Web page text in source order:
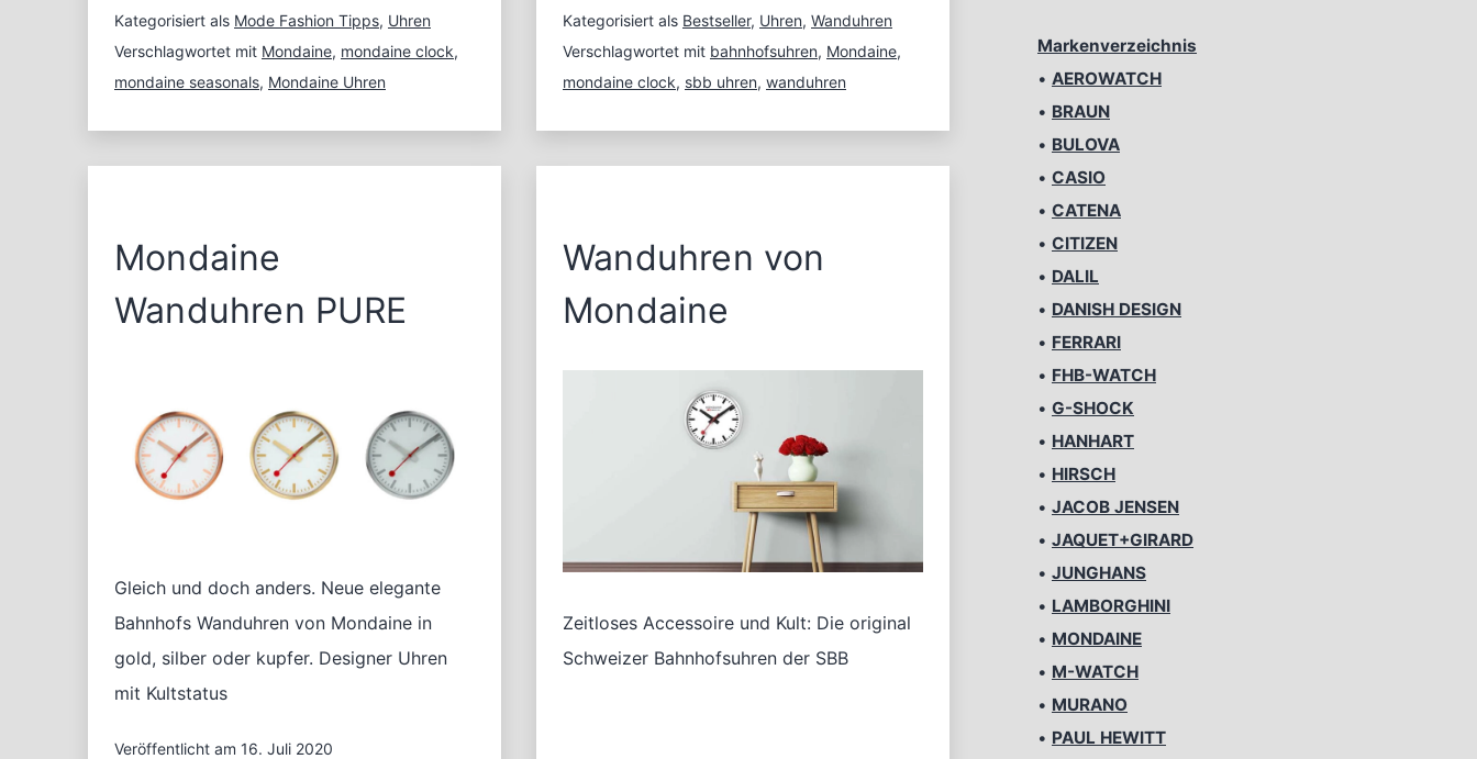
Kategorisiert als Mode Fashion Tipps, Uhren
Verschlagwortet mit Mondaine, mondaine clock,
mondaine seasonals, Mondaine Uhren
Kategorisiert als Bestseller, Uhren, Wanduhren
Verschlagwortet mit bahnhofsuhren, Mondaine,
mondaine clock, sbb uhren, wanduhren
Mondaine
Wanduhren PURE
Gleich und doch anders. Neue elegante
Bahnhofs Wanduhren von Mondaine in
gold, silber oder kupfer. Designer Uhren
mit Kultstatus
Veröffentlicht am 16. Juli 2020
Wanduhren von
Mondaine
Zeitloses Accessoire und Kult: Die original
Schweizer Bahnhofsuhren der SBB
Markenverzeichnis
• AEROWATCH
• BRAUN
• BULOVA
• CASIO
• CATENA
• CITIZEN
• DALIL
• DANISH DESIGN
• FERRARI
• FHB-WATCH
• G-SHOCK
• HANHART
• HIRSCH
• JACOB JENSEN
• JAQUET+GIRARD
• JUNGHANS
• LAMBORGHINI
• MONDAINE
• M-WATCH
• MURANO
• PAUL HEWITT